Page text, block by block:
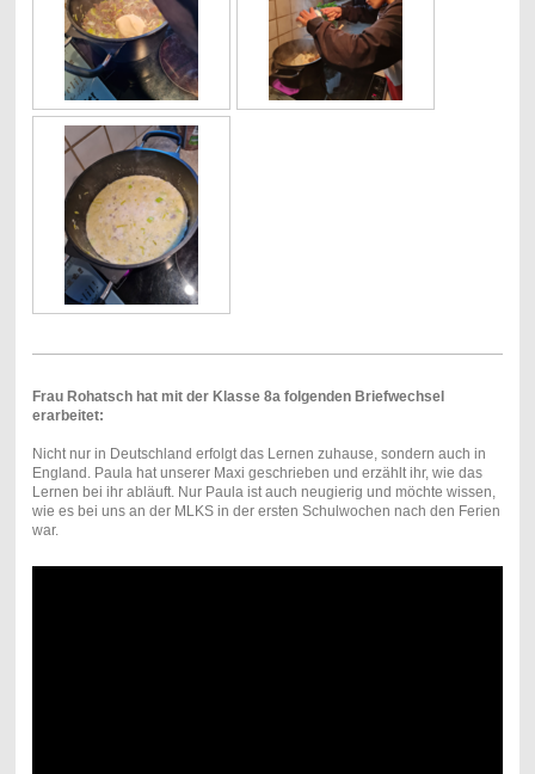
Frau Rohatsch hat mit der Klasse 8a folgenden Briefwechsel
erarbeitet:
Nicht nur in Deutschland erfolgt das Lernen zuhause, sondern auch in
England. Paula hat unserer Maxi geschrieben und erzählt ihr, wie das
Lernen bei ihr abläuft. Nur Paula ist auch neugierig und möchte wissen,
wie es bei uns an der MLKS in der ersten Schulwochen nach den Ferien
war.